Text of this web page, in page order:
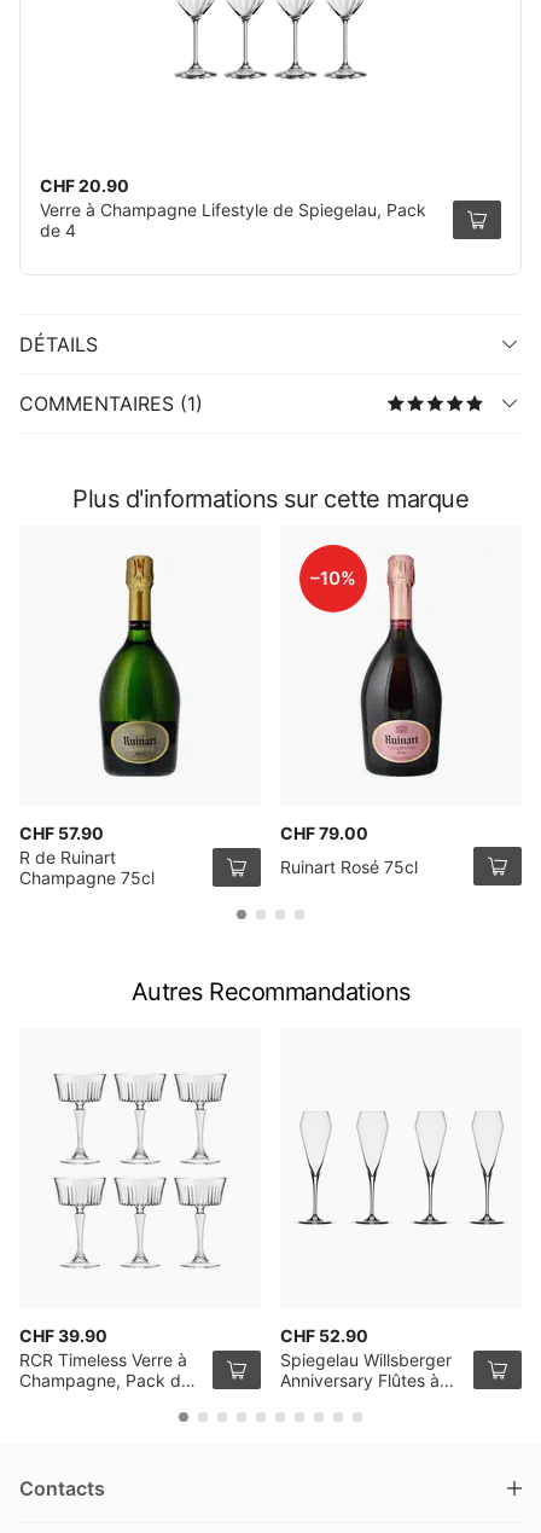
CHF 20.90
Verre à Champagne Lifestyle de Spiegelau, Pack
de 4
DÉTAILS
COMMENTAIRES (1)
Plus d'informations sur cette marque
CHF 57.90
R de Ruinart
Champagne 75cl
–10%
CHF 79.00
Ruinart Rosé 75cl
Autres Recommandations
CHF 39.90
RCR Timeless Verre à
Champagne, Pack de
CHF 52.90
Spiegelau Willsberger
Anniversary Flûtes à
Contacts